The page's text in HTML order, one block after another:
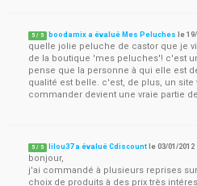
5 / 5 boodamix a évalué Mes Peluches le
quelle jolie peluche de castor que je
de la boutique 'mes peluches'! c'est
pense que la personne à qui elle est
qualité est belle. c'est, de plus, un site
commander devient une vraie partie
5 / 5 lilou37 a évalué Cdiscount le03/01/2012
bonjour,
j'ai commandé à plusieurs reprises
choix de produits à des prix très